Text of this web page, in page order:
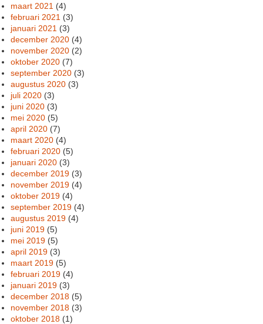
maart 2021 (4)
februari 2021 (3)
januari 2021 (3)
december 2020 (4)
november 2020 (2)
oktober 2020 (7)
september 2020 (3)
augustus 2020 (3)
juli 2020 (3)
juni 2020 (3)
mei 2020 (5)
april 2020 (7)
maart 2020 (4)
februari 2020 (5)
januari 2020 (3)
december 2019 (3)
november 2019 (4)
oktober 2019 (4)
september 2019 (4)
augustus 2019 (4)
juni 2019 (5)
mei 2019 (5)
april 2019 (3)
maart 2019 (5)
februari 2019 (4)
januari 2019 (3)
december 2018 (5)
november 2018 (3)
oktober 2018 (1)